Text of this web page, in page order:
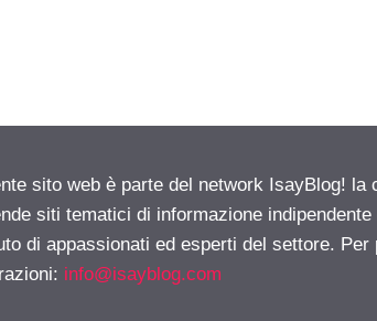
sito web è parte del network IsayBlog! la
siti tematici di informazione indipendente
di appassionati ed esperti del settore.
info@isayblog.com